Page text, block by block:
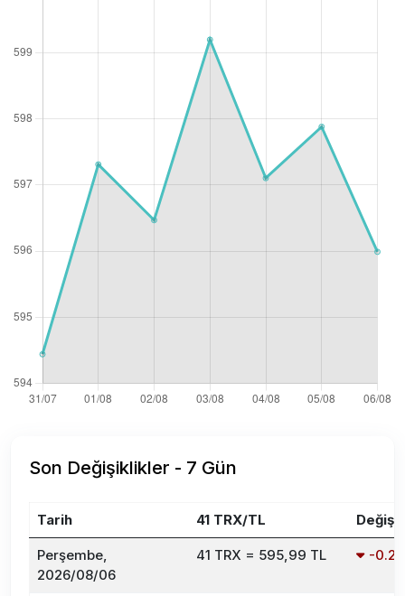
Son Değişiklikler - 7 Gün
Tarih 41 TRX/TL
Perşembe,
2026/08/06
41 TRX = 595,99 TL -